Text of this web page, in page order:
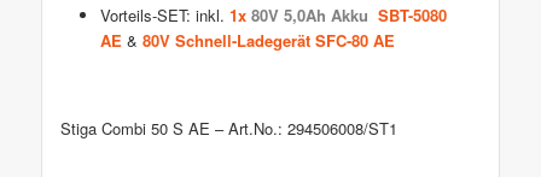
Vorteils-SET: inkl.1x80V 5,0Ah Akku SBT-5080
AE &80V Schnell-LadegerätSFC-80 AE
Stiga Combi 50 S AE – Art.No.: 294506008/ST1